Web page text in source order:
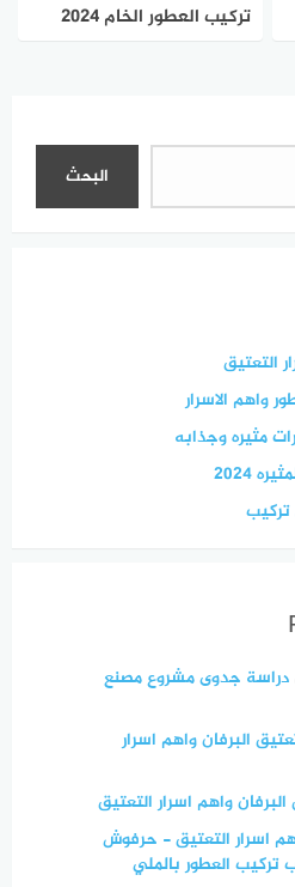
تركيب العطور الخام 2024
البحث
التعتيق
واهم الاسرار
مثيره وجذابه
2024
تركيب
دراسة جدوى مشروع مصنع
البرفان واهم اسرار
واهم اسرار التعتيق
اسرار التعتيق - حرفوش
العطور بالملي